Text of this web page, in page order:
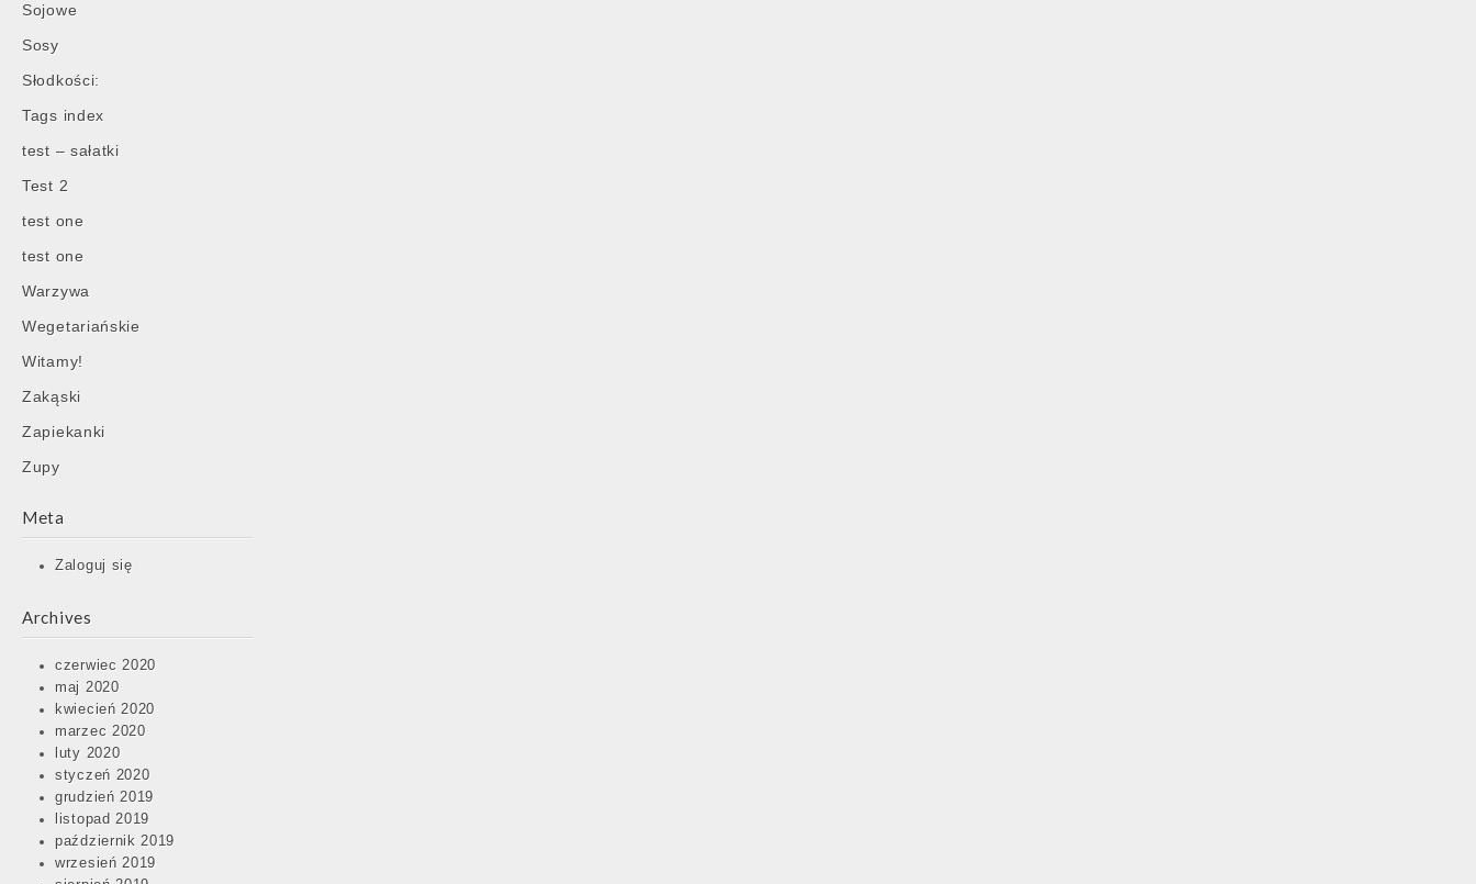
Sojowe
Sosy
Słodkości:
Tags index
test – sałatki
Test 2
test one
test one
Warzywa
Wegetariańskie
Witamy!
Zakąski
Zapiekanki
Zupy
Meta
Zaloguj się
Archives
czerwiec 2020
maj 2020
kwiecień 2020
marzec 2020
luty 2020
styczeń 2020
grudzień 2019
listopad 2019
październik 2019
wrzesień 2019